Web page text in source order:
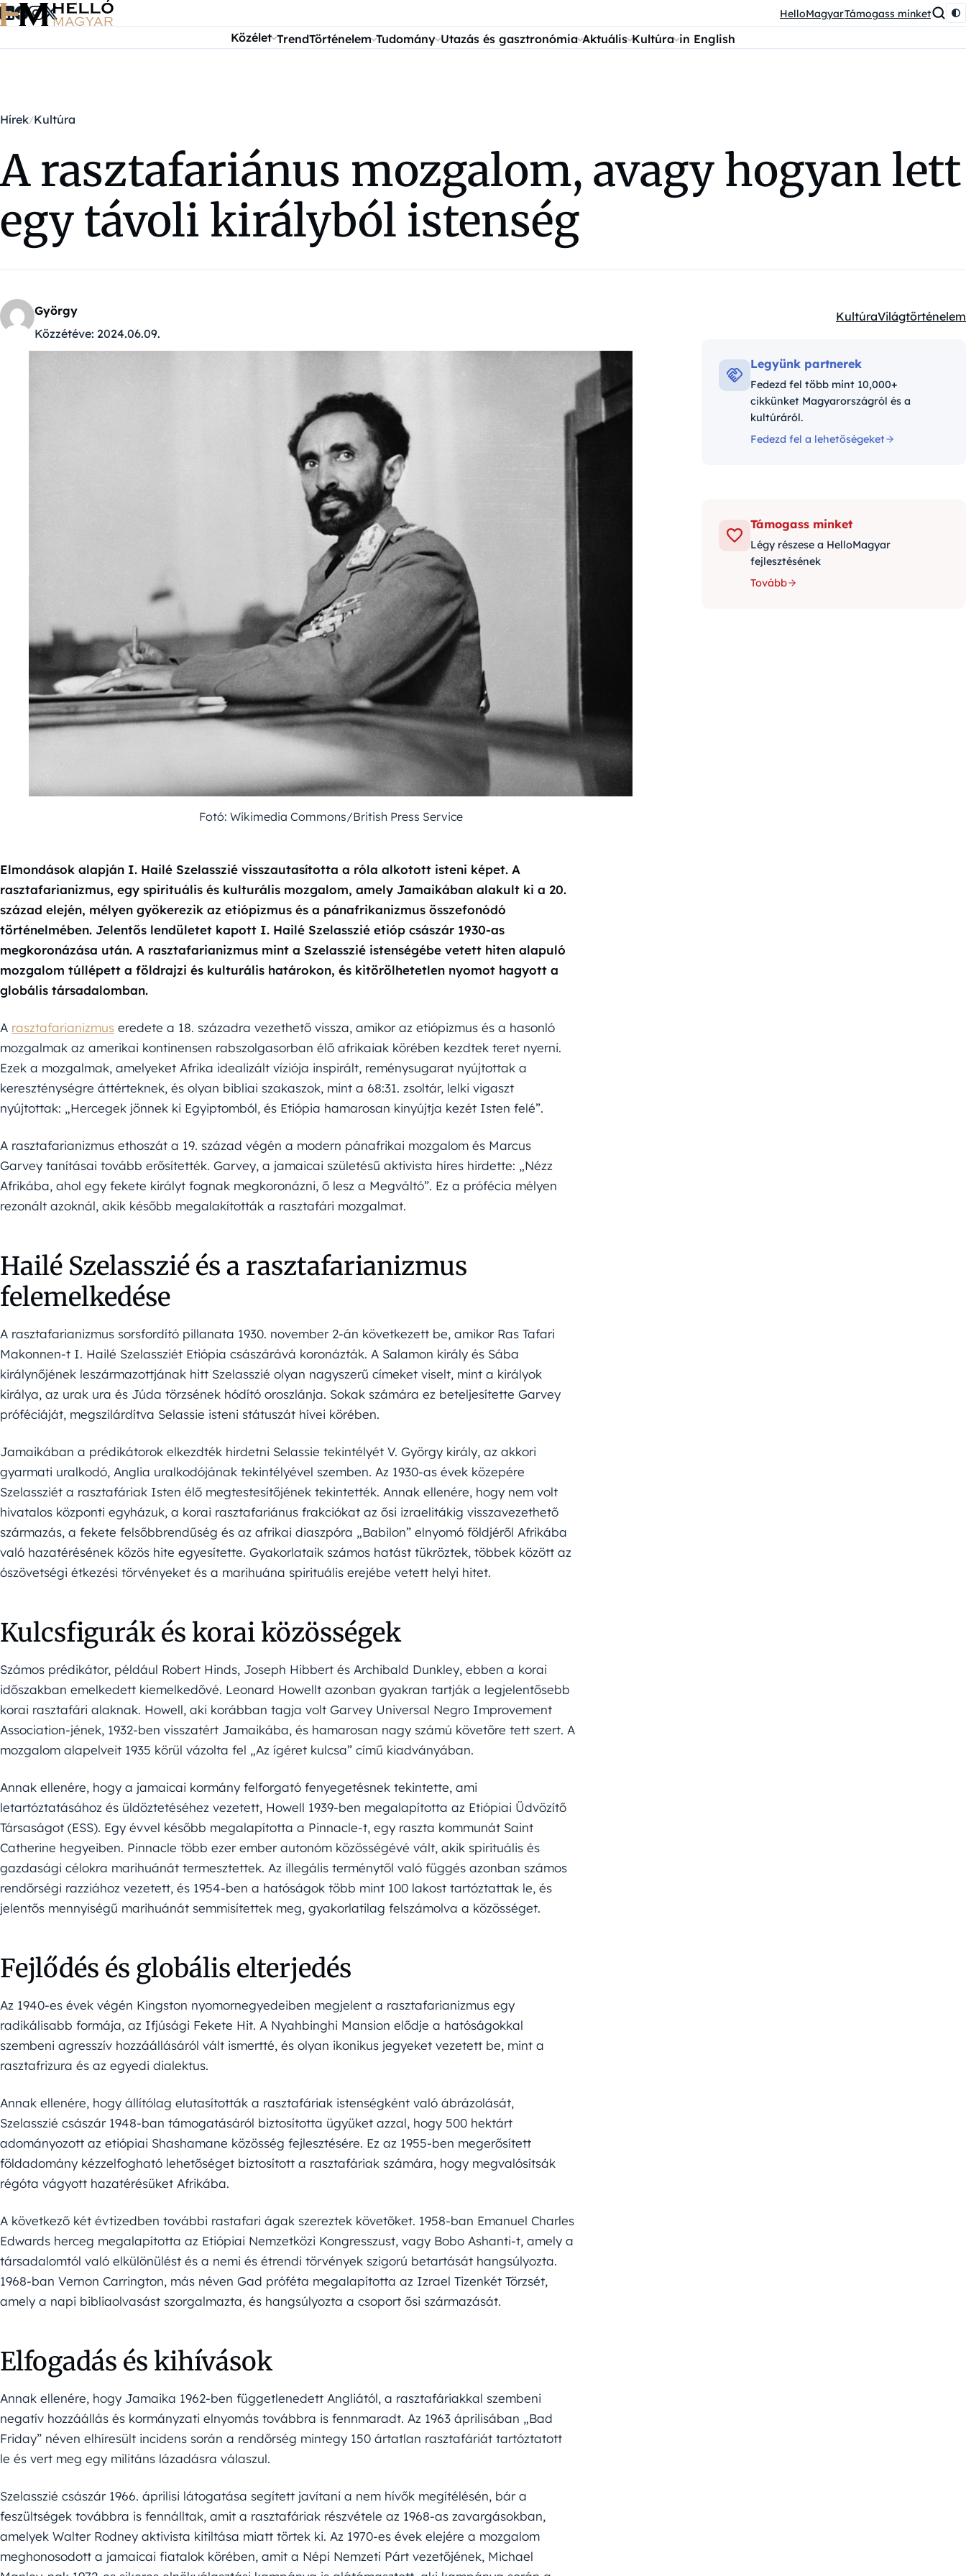
Ugrás a tartalomra HelloMagyarTámogass minket
Közélet TrendTörténelem Tudomány Utazás és gasztronómia Aktuális Kultúra in English
Hírek Kultúra
A rasztafariánus mozgalom, avagy hogyan lett
egy távoli királyból istenség
György
Közzétéve: 2024.06.09.
Kategóriák:
KultúraVilágtörténelem
Fotó: Wikimedia Commons/British Press Service
Elmondások alapján I. Hailé Szelasszié visszautasította a róla alkotott isteni képet. A
rasztafarianizmus, egy spirituális és kulturális mozgalom, amely Jamaikában alakult ki a 20.
század elején, mélyen gyökerezik az etiópizmus és a pánafrikanizmus összefonódó
történelmében. Jelentős lendületet kapott I. Hailé Szelasszié etióp császár 1930-as
megkoronázása után. A rasztafarianizmus mint a Szelasszié istenségébe vetett hiten alapuló
mozgalom túllépett a földrajzi és kulturális határokon, és kitörölhetetlen nyomot hagyott a
globális társadalomban.
A rasztafarianizmus eredete a 18. századra vezethető vissza, amikor az etiópizmus és a hasonló
mozgalmak az amerikai kontinensen rabszolgasorban élő afrikaiak körében kezdtek teret nyerni.
Ezek a mozgalmak, amelyeket Afrika idealizált víziója inspirált, reménysugarat nyújtottak a
kereszténységre áttérteknek, és olyan bibliai szakaszok, mint a 68:31. zsoltár, lelki vigaszt
nyújtottak: „Hercegek jönnek ki Egyiptomból, és Etiópia hamarosan kinyújtja kezét Isten felé”.
A rasztafarianizmus ethoszát a 19. század végén a modern pánafrikai mozgalom és Marcus
Garvey tanításai tovább erősítették. Garvey, a jamaicai születésű aktivista híres hirdette: „Nézz
Afrikába, ahol egy fekete királyt fognak megkoronázni, ő lesz a Megváltó”. Ez a prófécia mélyen
rezonált azoknál, akik később megalakították a rasztafári mozgalmat.
Hailé Szelasszié és a rasztafarianizmus
felemelkedése
A rasztafarianizmus sorsfordító pillanata 1930. november 2-án következett be, amikor Ras Tafari
Makonnen-t I. Hailé Szelassziét Etiópia császárává koronázták. A Salamon király és Sába
királynőjének leszármazottjának hitt Szelasszié olyan nagyszerű címeket viselt, mint a királyok
királya, az urak ura és Júda törzsének hódító oroszlánja. Sokak számára ez beteljesítette Garvey
próféciáját, megszilárdítva Selassie isteni státuszát hívei körében.
Jamaikában a prédikátorok elkezdték hirdetni Selassie tekintélyét V. György király, az akkori
gyarmati uralkodó, Anglia uralkodójának tekintélyével szemben. Az 1930-as évek közepére
Szelassziét a rasztafáriak Isten élő megtestesítőjének tekintették. Annak ellenére, hogy nem volt
hivatalos központi egyházuk, a korai rasztafariánus frakciókat az ősi izraelitákig visszavezethető
származás, a fekete felsőbbrendűség és az afrikai diaszpóra „Babilon” elnyomó földjéről Afrikába
való hazatérésének közös hite egyesítette. Gyakorlataik számos hatást tükröztek, többek között az
ószövetségi étkezési törvényeket és a marihuána spirituális erejébe vetett helyi hitet.
Kulcsfigurák és korai közösségek
Számos prédikátor, például Robert Hinds, Joseph Hibbert és Archibald Dunkley, ebben a korai
időszakban emelkedett kiemelkedővé. Leonard Howellt azonban gyakran tartják a legjelentősebb
korai rasztafári alaknak. Howell, aki korábban tagja volt Garvey Universal Negro Improvement
Association-jének, 1932-ben visszatért Jamaikába, és hamarosan nagy számú követőre tett szert. A
mozgalom alapelveit 1935 körül vázolta fel „Az ígéret kulcsa” című kiadványában.
Annak ellenére, hogy a jamaicai kormány felforgató fenyegetésnek tekintette, ami
letartóztatásához és üldöztetéséhez vezetett, Howell 1939-ben megalapította az Etiópiai Üdvözítő
Társaságot (ESS). Egy évvel később megalapította a Pinnacle-t, egy raszta kommunát Saint
Catherine hegyeiben. Pinnacle több ezer ember autonóm közösségévé vált, akik spirituális és
gazdasági célokra marihuánát termesztettek. Az illegális terménytől való függés azonban számos
rendőrségi razziához vezetett, és 1954-ben a hatóságok több mint 100 lakost tartóztattak le, és
jelentős mennyiségű marihuánát semmisítettek meg, gyakorlatilag felszámolva a közösséget.
Fejlődés és globális elterjedés
Az 1940-es évek végén Kingston nyomornegyedeiben megjelent a rasztafarianizmus egy
radikálisabb formája, az Ifjúsági Fekete Hit. A Nyahbinghi Mansion elődje a hatóságokkal
szembeni agresszív hozzáállásáról vált ismertté, és olyan ikonikus jegyeket vezetett be, mint a
rasztafrizura és az egyedi dialektus.
Annak ellenére, hogy állítólag elutasították a rasztafáriak istenségként való ábrázolását,
Szelasszié császár 1948-ban támogatásáról biztosította ügyüket azzal, hogy 500 hektárt
adományozott az etiópiai Shashamane közösség fejlesztésére. Ez az 1955-ben megerősített
földadomány kézzelfogható lehetőséget biztosított a rasztafáriak számára, hogy megvalósítsák
régóta vágyott hazatérésüket Afrikába.
A következő két évtizedben további rastafari ágak szereztek követőket. 1958-ban Emanuel Charles
Edwards herceg megalapította az Etiópiai Nemzetközi Kongresszust, vagy Bobo Ashanti-t, amely a
társadalomtól való elkülönülést és a nemi és étrendi törvények szigorú betartását hangsúlyozta.
1968-ban Vernon Carrington, más néven Gad próféta megalapította az Izrael Tizenkét Törzsét,
amely a napi bibliaolvasást szorgalmazta, és hangsúlyozta a csoport ősi származását.
Elfogadás és kihívások
Annak ellenére, hogy Jamaika 1962-ben függetlenedett Angliától, a rasztafáriakkal szembeni
negatív hozzáállás és kormányzati elnyomás továbbra is fennmaradt. Az 1963 áprilisában „Bad
Friday” néven elhíresült incidens során a rendőrség mintegy 150 ártatlan rasztafáriát tartóztatott
le és vert meg egy militáns lázadásra válaszul.
Szelasszié császár 1966. áprilisi látogatása segített javítani a nem hívők megítélésén, bár a
feszültségek továbbra is fennálltak, amit a rasztafáriak részvétele az 1968-as zavargásokban,
amelyek Walter Rodney aktivista kitiltása miatt törtek ki. Az 1970-es évek elejére a mozgalom
meghonosodott a jamaicai fiatalok körében, amit a Népi Nemzeti Párt vezetőjének, Michael
Legyünk partnerek
Fedezd fel több mint 10,000+
cikkünket Magyarországról és a
kultúráról.
Fedezd fel a lehetőségeket
Támogass minket
Légy részese a HelloMagyar
fejlesztésének
Tovább